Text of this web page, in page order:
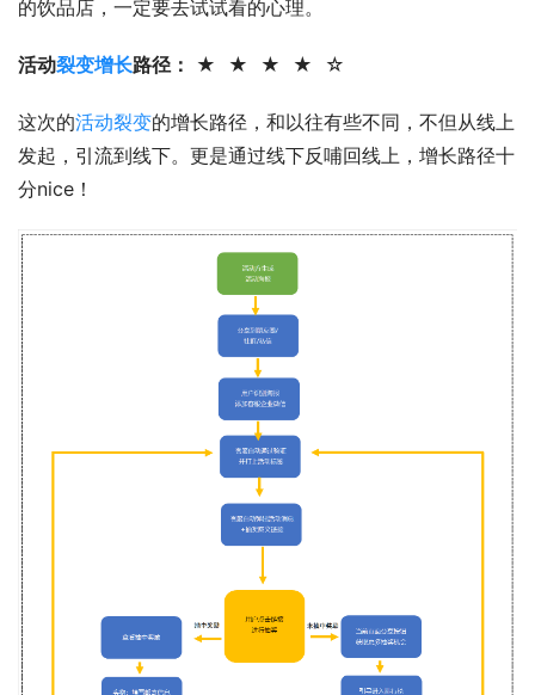
的饮品店，一定要去试试看的心理。
活动裂变增长路径： ★  ★  ★ ★
  ☆
这次的活动裂变的增长路径，和以往有些不同，不但从线上
发起，引流到线下。更是通过线下反哺回线上，增长路径十
分nice！